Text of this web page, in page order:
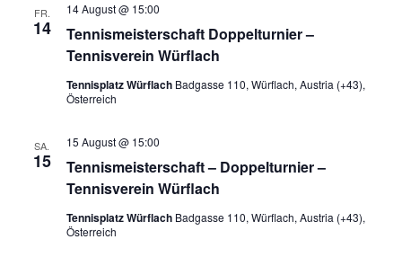
FR.
14
Tennismeisterschaft Doppelturnier –
Tennisverein Würflach
14 August @ 15:00
Tennisplatz Würflach Badgasse 110, Würflach, Austria (+43),
Österreich
SA.
15
Tennismeisterschaft – Doppelturnier –
Tennisverein Würflach
15 August @ 15:00
Tennisplatz Würflach Badgasse 110, Würflach, Austria (+43),
Österreich